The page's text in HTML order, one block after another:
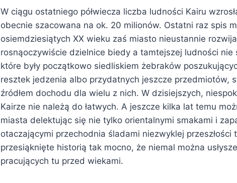
W ciągu ostatniego półwiecza liczba ludności Kairu
obecnie szacowana na ok. 20 milionów. Ostatni raz spis
osiemdziesiątych XX wieku zaś miasto nieustannie
rosnąoczywiście dzielnice biedy a tamtejszej ludności
które były początkowo siedliskiem żebraków
resztek jedzenia albo przydatnych jeszcze przedmiotów,
źródłem dochodu dla wielu z nich. W dzisiejszych,
Kairze nie należą do łatwych. A jeszcze kilka lat temu
miasta delektując się nie tylko orientalnymi smakami i
otaczającymi przechodnia śladami niezwyklej przeszłości
przesiąknięte historią tak mocno, że niemal można
pracujących tu przed wiekami.